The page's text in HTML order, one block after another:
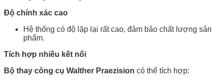
Độ chính xác cao
Hệ thống có độ lặp lại rất cao, đảm bảo chất lượng sản
phẩm.
Tích hợp nhiều kết nối
Bộ thay công cụ Walther Praezision có thể tích hợp: